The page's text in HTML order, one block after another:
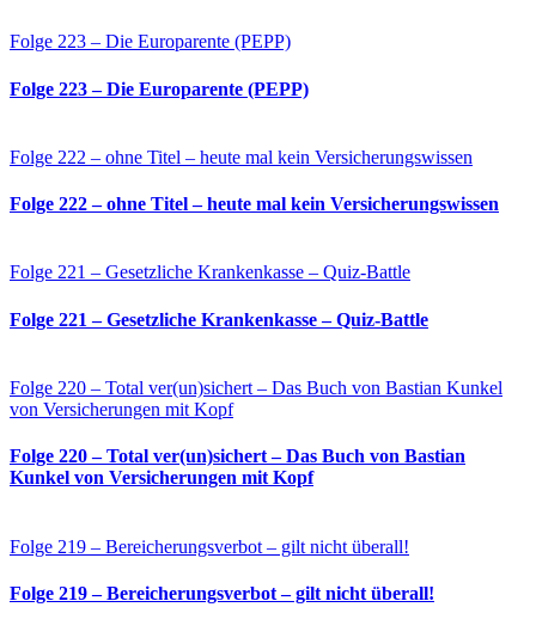
Folge 223 – Die Europarente (PEPP)
Folge 223 – Die Europarente (PEPP)
Folge 222 – ohne Titel – heute mal kein Versicherungswissen
Folge 222 – ohne Titel – heute mal kein Versicherungswissen
Folge 221 – Gesetzliche Krankenkasse – Quiz-Battle
Folge 221 – Gesetzliche Krankenkasse – Quiz-Battle
Folge 220 – Total ver(un)sichert – Das Buch von Bastian Kunkel
von Versicherungen mit Kopf
Folge 220 – Total ver(un)sichert – Das Buch von Bastian
Kunkel von Versicherungen mit Kopf
Folge 219 – Bereicherungsverbot – gilt nicht überall!
Folge 219 – Bereicherungsverbot – gilt nicht überall!